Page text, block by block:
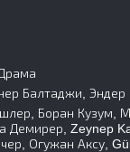
Балтаджи, Эндер
Боран Кузум,
Демирер, Zeynep
Огужан Аксу,